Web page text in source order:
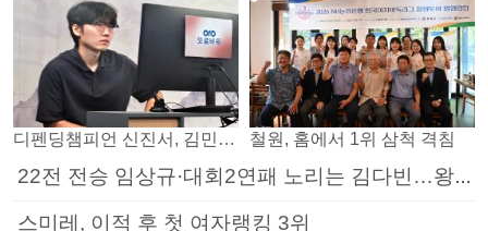
디펜딩챔피언 신진서, 김민석 꺾고 8강으로 철원, 홈에서 1위 삼척 격침
22전 전승 임상규·대회2연패 노리는 김다빈…왕중왕전 16강 7일부터
스미레, 이적 후 첫 여자랭킹 3위